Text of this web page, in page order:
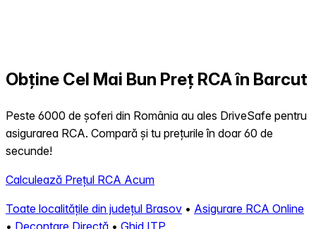
Obține Cel Mai Bun Preț RCA în Barcut
Peste 6000 de șoferi din România au ales DriveSafe pentru
asigurarea RCA. Compară și tu prețurile în doar 60 de
secunde!
Calculează Prețul RCA Acum
Toate localitățile din județul Brasov • Asigurare RCA Online